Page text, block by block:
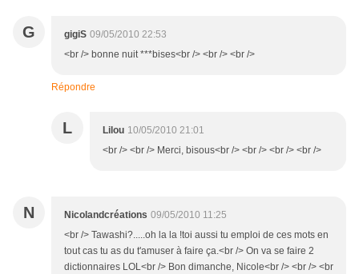
G gigiS 09/05/2010 22:53
<br /> bonne nuit ***bises<br /> <br /> <br />
Répondre
L Lilou 10/05/2010 21:01
<br /> <br /> Merci, bisous<br /> <br /> <br /> <br />
N Nicolandcréations 09/05/2010 11:25
<br /> Tawashi?.....oh la la !toi aussi tu emploi de ces mots en
tout cas tu as du t'amuser à faire ça.<br /> On va se faire 2
dictionnaires LOL<br /> Bon dimanche, Nicole<br /> <br /> <br